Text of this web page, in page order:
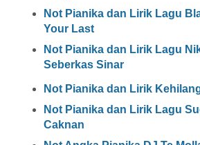
Not Pianika dan Lirik Lagu
Your Last
Not Pianika dan Lirik Lagu
Seberkas Sinar
Not Pianika dan Lirik
Not Pianika dan Lirik Lagu
Caknan